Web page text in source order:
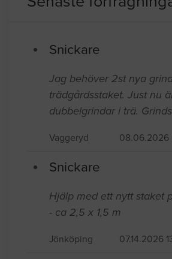
Snickare
Jag behöver 2st nya
trädgårdsstaket. Just nu
dubbelgrindar i trä.
Vaggeryd 08.06.2026
Snickare
Hjälp med ett nytt staket
- ca 2,5 x 1,5 m
Jönköping 07.14.2026